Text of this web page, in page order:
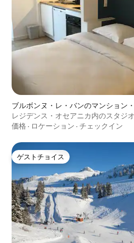
ブルボンヌ・レ・バンのマンション
レジデンス・オセアニカ内のスタジ
価格 · ロケーション · チェックイン
ゲストチョイス
ゲストチョイス